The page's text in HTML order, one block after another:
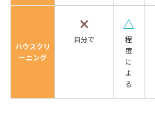
ハウスクリ
ーニング
×
自分で
△
程
度
に
よ
る